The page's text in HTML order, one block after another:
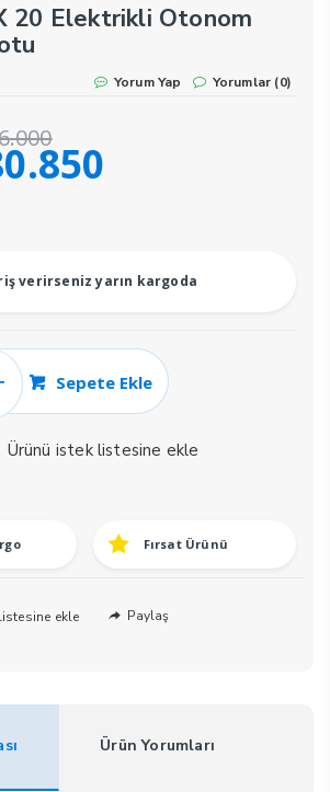
20 Elektrikli Otonom
Yorum Yap Yorumlar (0)
verirseniz yarın kargoda
Sepete Ekle
Ürünü istek listesine ekle
Fırsat Ürünü
ekle Paylaş
Ürün Yorumları